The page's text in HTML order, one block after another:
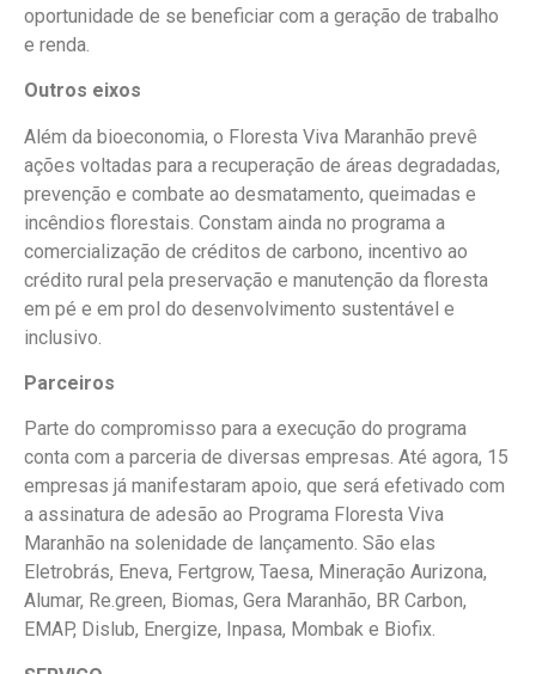
oportunidade de se beneficiar com a geração de trabalho
e renda.
Outros eixos
Além da bioeconomia, o Floresta Viva Maranhão prevê
ações voltadas para a recuperação de áreas degradadas,
prevenção e combate ao desmatamento, queimadas e
incêndios florestais. Constam ainda no programa a
comercialização de créditos de carbono, incentivo ao
crédito rural pela preservação e manutenção da floresta
em pé e em prol do desenvolvimento sustentável e
inclusivo.
Parceiros
Parte do compromisso para a execução do programa
conta com a parceria de diversas empresas. Até agora, 15
empresas já manifestaram apoio, que será efetivado com
a assinatura de adesão ao Programa Floresta Viva
Maranhão na solenidade de lançamento. São elas
Eletrobrás, Eneva, Fertgrow, Taesa, Mineração Aurizona,
Alumar, Re.green, Biomas, Gera Maranhão, BR Carbon,
EMAP, Dislub, Energize, Inpasa, Mombak e Biofix.